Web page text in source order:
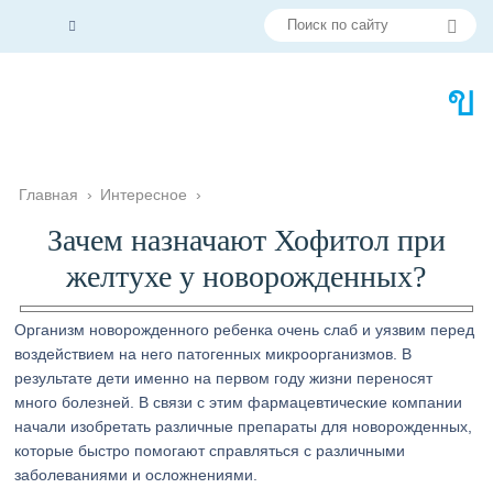
Главная › Интересное ›
Зачем назначают Хофитол при
желтухе у новорожденных?
Организм новорожденного ребенка очень слаб и уязвим перед
воздействием на него патогенных микроорганизмов. В
результате дети именно на первом году жизни переносят
много болезней. В связи с этим фармацевтические компании
начали изобретать различные препараты для новорожденных,
которые быстро помогают справляться с различными
заболеваниями и осложнениями.